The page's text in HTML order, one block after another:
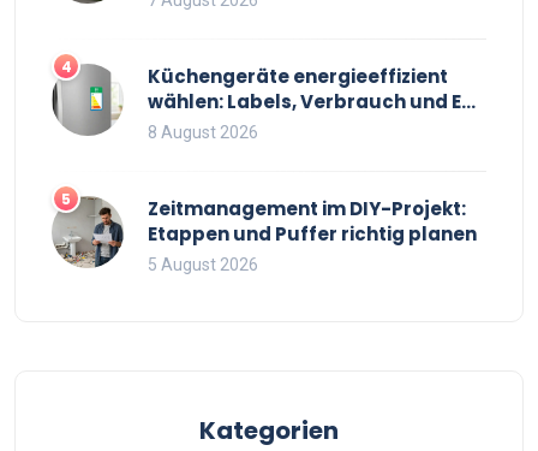
4
Küchengeräte energieeffizient
wählen: Labels, Verbrauch und EU-
Regeln 2026
8 August 2026
5
Zeitmanagement im DIY-Projekt:
Etappen und Puffer richtig planen
5 August 2026
Kategorien